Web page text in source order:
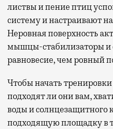
листвы и пение птиц
систему и настраивают
Неровная поверхность
мышцы-стабилизаторы и
равновесие, чем ровный
Чтобы начать
подходят ли они вам,
воды и солнцезащитного
подходящую площадку в